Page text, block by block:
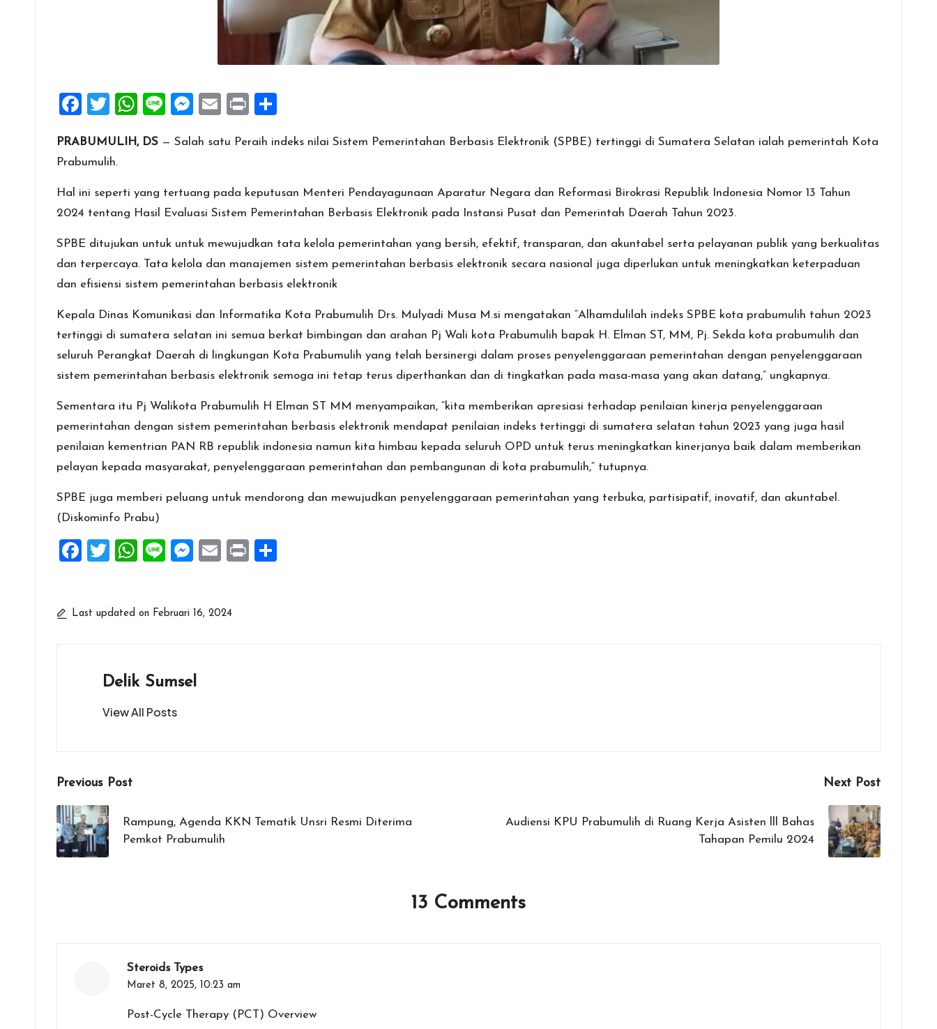
F
ce
b
o
o
k
T
tt
er
W
at
A
p
p
Li
e
M
se
g
er
E
ai
Pr
t
ar
PRABUMULIH, DS — Salah satu Peraih indeks nilai Sistem Pemerintahan Berbasis Elektronik (SPBE) tertinggi di Sumatera Selatan ialah pemerintah Kota
Prabumulih.
Hal ini seperti yang tertuang pada keputusan Menteri Pendayagunaan Aparatur Negara dan Reformasi Birokrasi Republik Indonesia Nomor 13 Tahun
2024 tentang Hasil Evaluasi Sistem Pemerintahan Berbasis Elektronik pada Instansi Pusat dan Pemerintah Daerah Tahun 2023.
SPBE ditujukan untuk untuk mewujudkan tata kelola pemerintahan yang bersih, efektif, transparan, dan akuntabel serta pelayanan publik yang berkualitas
dan terpercaya. Tata kelola dan manajemen sistem pemerintahan berbasis elektronik secara nasional juga diperlukan untuk meningkatkan keterpaduan
dan efisiensi sistem pemerintahan berbasis elektronik
Kepala Dinas Komunikasi dan Informatika Kota Prabumulih Drs. Mulyadi Musa M.si mengatakan “Alhamdulilah indeks SPBE kota prabumulih tahun 2023
tertinggi di sumatera selatan ini semua berkat bimbingan dan arahan Pj Wali kota Prabumulih bapak H. Elman ST, MM, Pj. Sekda kota prabumulih dan
seluruh Perangkat Daerah di lingkungan Kota Prabumulih yang telah bersinergi dalam proses penyelenggaraan pemerintahan dengan penyelenggaraan
sistem pemerintahan berbasis elektronik semoga ini tetap terus diperthankan dan di tingkatkan pada masa-masa yang akan datang,” ungkapnya.
Sementara itu Pj Walikota Prabumulih H Elman ST MM menyampaikan, “kita memberikan apresiasi terhadap penilaian kinerja penyelenggaraan
pemerintahan dengan sistem pemerintahan berbasis elektronik mendapat penilaian indeks tertinggi di sumatera selatan tahun 2023 yang juga hasil
penilaian kementrian PAN RB republik indonesia namun kita himbau kepada seluruh OPD untuk terus meningkatkan kinerjanya baik dalam memberikan
pelayan kepada masyarakat, penyelenggaraan pemerintahan dan pembangunan di kota prabumulih,“ tutupnya.
SPBE juga memberi peluang untuk mendorong dan mewujudkan penyelenggaraan pemerintahan yang terbuka, partisipatif, inovatif, dan akuntabel.
(Diskominfo Prabu)
F
b
T
er
W
s
p
Li
M
n
E
l
Pr
Last updated on Februari 16, 2024
Delik Sumsel
View All Posts
Post
navigation
Previous Post
Rampung, Agenda KKN Tematik Unsri Resmi Diterima
Pemkot Prabumulih
Next Post
Audiensi KPU Prabumulih di Ruang Kerja Asisten lll Bahas
Tahapan Pemilu 2024
13 Comments
Steroids Types
Maret 8, 2025, 10:23 am
Post-Cycle Therapy (PCT) Overview